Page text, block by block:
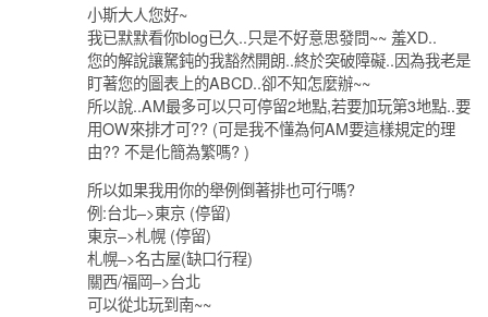
小斯大人您好~
我已默默看你blog已久..只是不好意思發問~~ 羞XD..
您的解說讓駑鈍的我豁然開朗..終於突破障礙..因為我老是
盯著您的圖表上的ABCD..卻不知怎麼辦~~
所以說..AM最多可以只可停留2地點,若要加玩第3地點..要
用OW來排才可?? (可是我不懂為何AM要這樣規定的理
由?? 不是化簡為繁嗎? )
所以如果我用你的舉例倒著排也可行嗎?
例:台北–>東京 (停留)
東京–>札幌 (停留)
札幌–>名古屋(缺口行程)
關西/福岡–>台北
可以從北玩到南~~